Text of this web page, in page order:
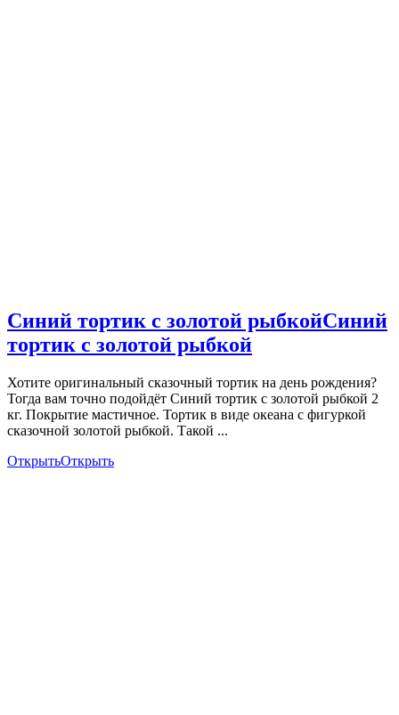
Синий тортик с золотой рыбкойСиний
тортик с золотой рыбкой
Хотите оригинальный сказочный тортик на день рождения?
Тогда вам точно подойдёт Синий тортик с золотой рыбкой 2
кг. Покрытие мастичное. Тортик в виде океана с фигуркой
сказочной золотой рыбкой. Такой ...
ОткрытьОткрыть